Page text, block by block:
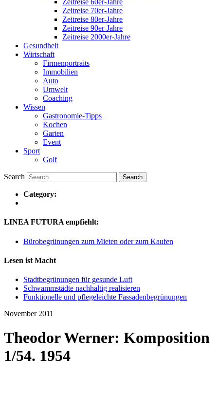
Zeitreise 60er-Jahre
Zeitreise 70er-Jahre
Zeitreise 80er-Jahre
Zeitreise 90er-Jahre
Zeitreise 2000er-Jahre
Gesundheit
Wirtschaft
Firmenportraits
Immobilien
Auto
Umwelt
Coaching
Wissen
Gastronomie-Tipps
Kochen
Garten
Event
Sport
Golf
Search
Category:
LINEA FUTURA empfiehlt:
Bürobegrünungen zum Mieten oder zum Kaufen
Lesen ist Macht
Stadtbegrünungen für gesunde Luft
Schwammstädte nachhaltig realisieren
Funktionelle und pflegeleichte Fassadenbegrünungen
November 2011
Theodor Werner: Komposition
1/54. 1954